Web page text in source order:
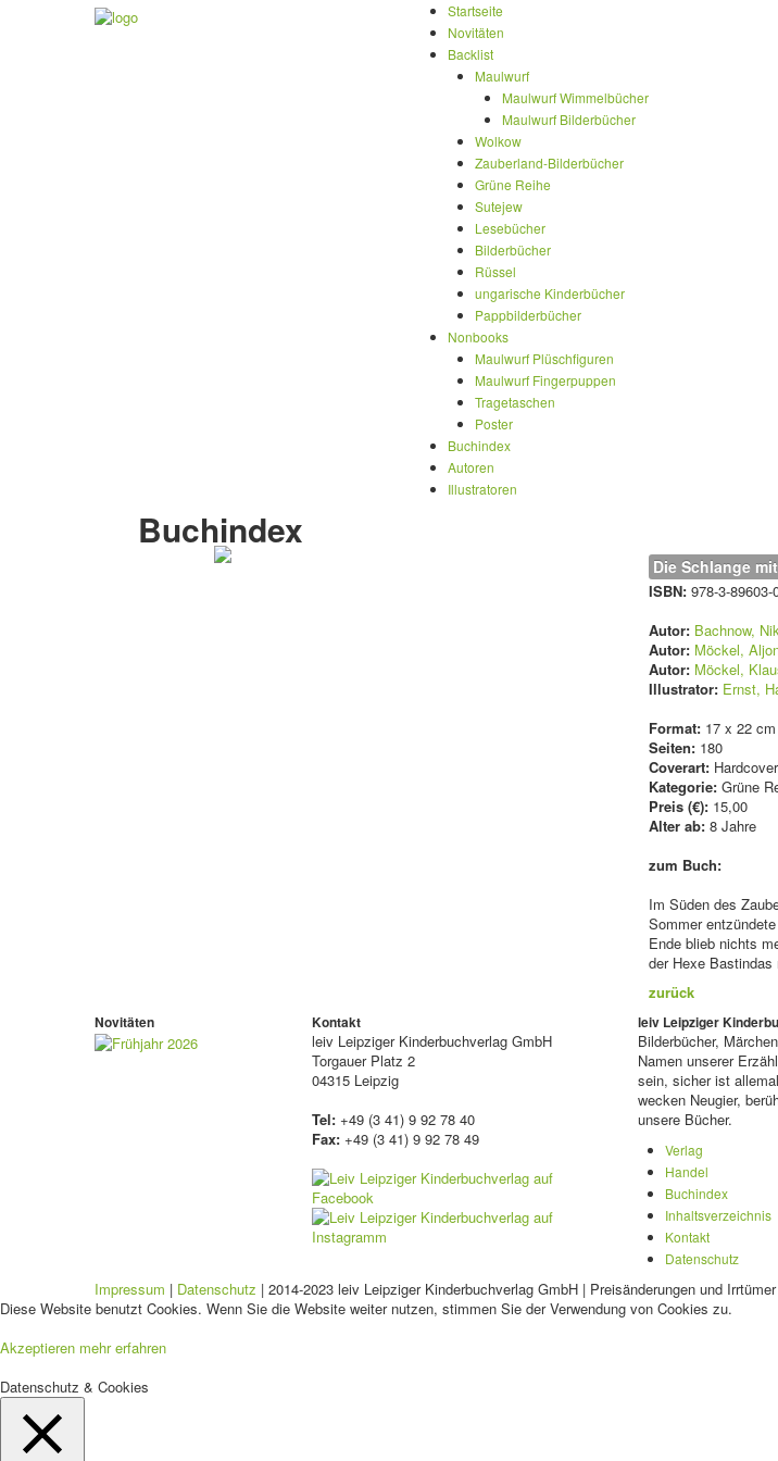
Startseite
Novitäten
Backlist
Maulwurf
Maulwurf Wimmelbücher
Maulwurf Bilderbücher
Wolkow
Zauberland-Bilderbücher
Grüne Reihe
Sutejew
Lesebücher
Bilderbücher
Rüssel
ungarische Kinderbücher
Pappbilderbücher
Nonbooks
Maulwurf Plüschfiguren
Maulwurf Fingerpuppen
Tragetaschen
Poster
Buchindex
Autoren
Illustratoren
Buchindex
Die Schlange
ISBN: 978-3-89603-
Autor: Bachnow,
Autor: Möckel,
Autor: Möckel,
Illustrator: Ernst,
Format: 17 x 22 cm
Seiten: 180
Coverart: Hardcover
Kategorie: Grüne
Preis (€): 15,00
Alter ab: 8 Jahre
zum Buch:
Im Süden des
Sommer
Ende blieb nichts
der Hexe
zurück
Novitäten Kontakt
leiv Leipziger Kinderbuchverlag GmbH
Torgauer Platz 2
04315 Leipzig
Tel: +49 (3 41) 9 92 78 40
Fax: +49 (3 41) 9 92 78 49
leiv Leipziger
Bilderbücher,
Namen unserer
sein, sicher ist
wecken Neugier,
unsere Bücher.
Verlag
Handel
Buchindex
Inhaltsverzeichnis
Kontakt
Datenschutz
Impressum | Datenschutz | 2014-2023 leiv Leipziger Kinderbuchverlag GmbH | Preisänderungen und
Diese Website benutzt Cookies. Wenn Sie die Website weiter nutzen, stimmen Sie der Verwendung von Cookies zu.
Akzeptieren mehr erfahren
Datenschutz & Cookies